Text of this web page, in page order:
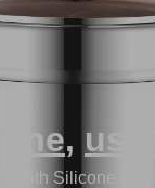
,
with Silicone